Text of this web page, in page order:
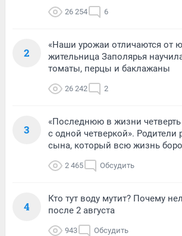
26 254 6
2
«Наши урожаи отличаются от
жительница Заполярья
томаты, перцы и баклажаны
26 242 2
3
«Последнюю в жизни
с одной четверкой». Родители
сына, который всю жизнь
2 465 Обсудить
4
Кто тут воду мутит? Почему
после 2 августа
943 Обсудить